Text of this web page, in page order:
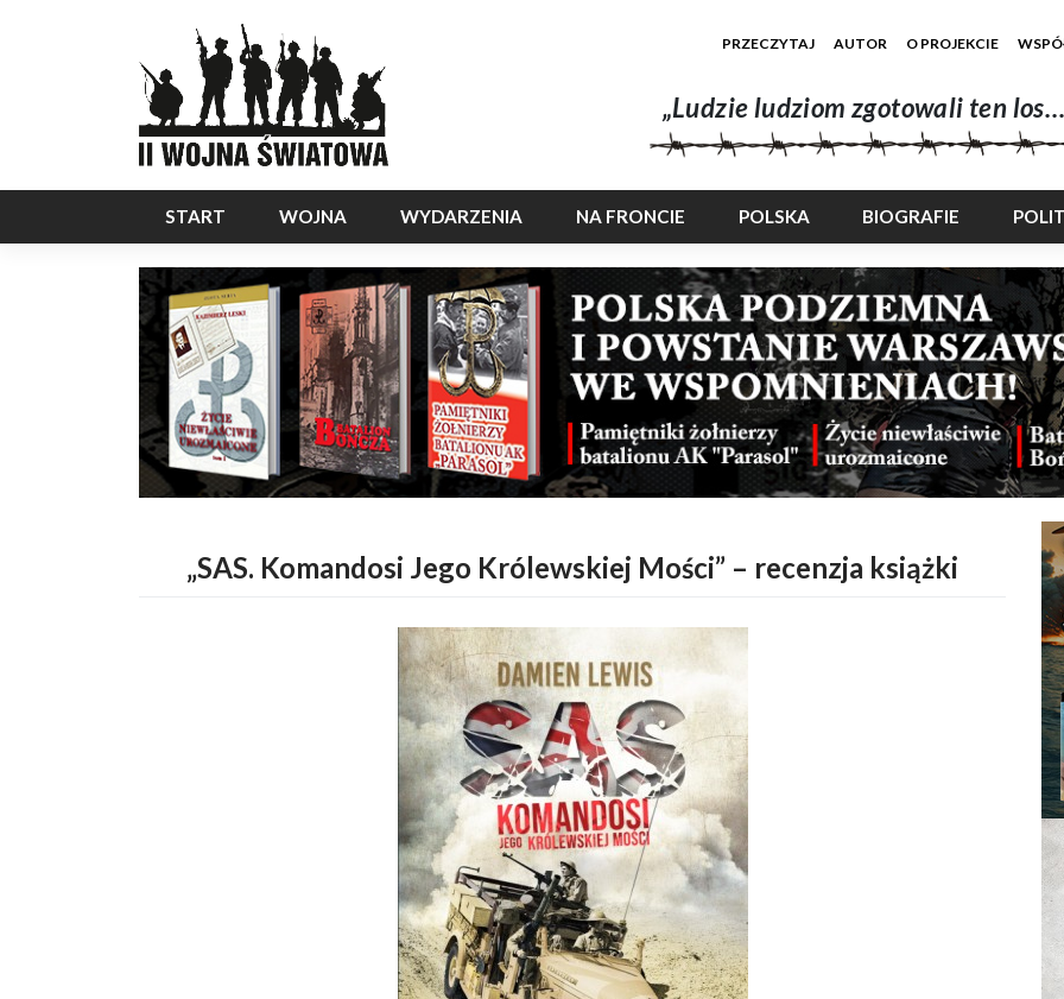
PRZECZYTAJ AUTOR O PROJEKCIE
„Ludzie ludziom zgotowali ten
START WOJNA WYDARZENIA NA FRONCIE POLSKA BIOGRAFIE
„SAS. Komandosi Jego Królewskiej Mości” – recenzja książki